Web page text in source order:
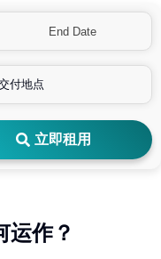
立即租用
运作？